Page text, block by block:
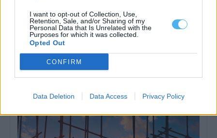
I want to opt-out of Collection, Use,
Retention, Sale, and/or Sharing of my
Personal Data that Is Unrelated with the
Purposes for which it was collected.
Opted Out
CONFIRM
Data Deletion Data Access Privacy Policy
Preços das casas sobem 14,7% no Alentejo e atingem 2.152
euros por metro quadrado
Os preços das casas anunciadas para venda no Alentejo
aumentaram 14,7% em julho, face...